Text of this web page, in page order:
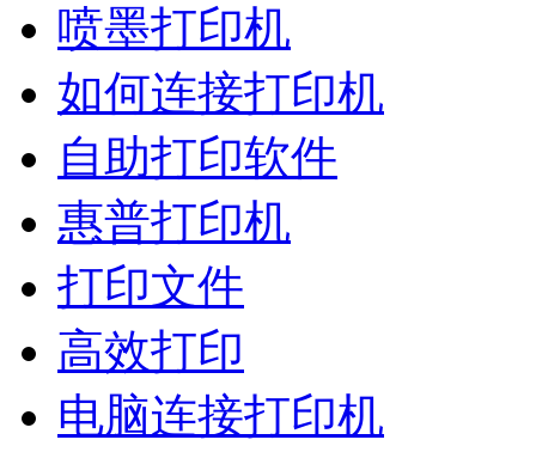
喷墨打印机
如何连接打印机
自助打印软件
惠普打印机
打印文件
高效打印
电脑连接打印机